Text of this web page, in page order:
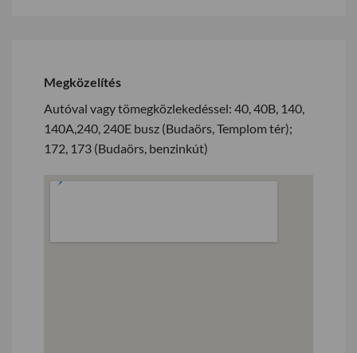
Megközelítés
Autóval vagy tömegközlekedéssel: 40, 40B, 140,
140A,240, 240E busz (Budaörs, Templom tér);
172, 173 (Budaörs, benzinkút)